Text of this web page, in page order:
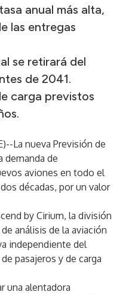
anual más alta,
las entregas
se retirará del
de 2041.
carga previstos
)--La nueva Previsión de
demanda de
aviones en todo el
décadas, por un valor
by Cirium, la división
análisis de la aviación
independiente del
pasajeros y de carga
una alentadora